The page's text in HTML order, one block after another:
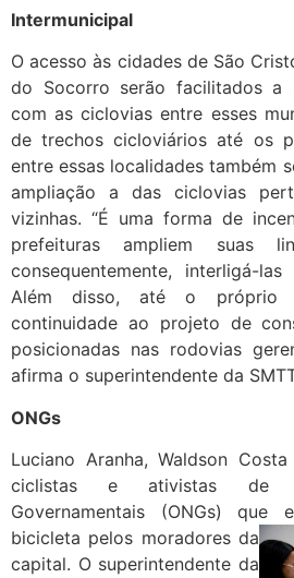
Intermunicipal
O acesso às cidades de São
do Socorro serão facilitados a
com as ciclovias entre esses
de trechos cicloviários até os
entre essas localidades também
ampliação a das ciclovias
vizinhas. “É uma forma de
prefeituras ampliem suas
consequentemente, interligá-
Além disso, até o próprio
continuidade ao projeto de
posicionadas nas rodovias
afirma o superintendente da
ONGs
Luciano Aranha, Waldson
ciclistas e ativistas de
Governamentais (ONGs)
bicicleta pelos moradores da
capital. O superintendente da